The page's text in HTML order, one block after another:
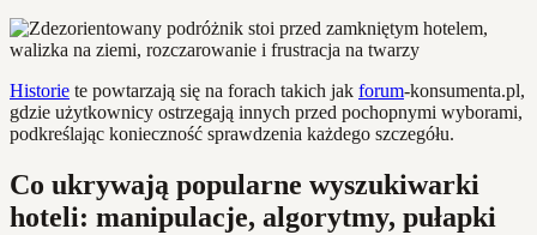
Historie te powtarzają się na forach takich jak forum-konsumenta.pl,
gdzie użytkownicy ostrzegają innych przed pochopnymi wyborami,
podkreślając konieczność sprawdzenia każdego szczegółu.
Co ukrywają popularne wyszukiwarki
hoteli: manipulacje, algorytmy, pułapki